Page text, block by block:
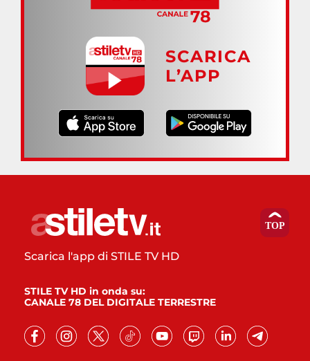
SCARICA
L’APP
Scarica l'app di STILE TV HD
STILE TV HD in onda su:
CANALE 78 DEL DIGITALE TERRESTRE